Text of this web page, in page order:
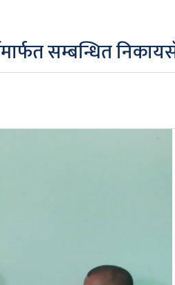
सम्बन्धित